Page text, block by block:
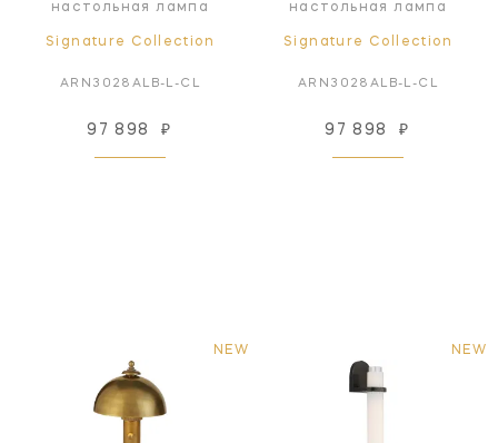
настольная лампа
Signature Collection
ARN3028ALB-L-CL
97 898 ₽
настольная лампа
Signature Collection
ARN3028ALB-L-CL
97 898 ₽
NEW NEW